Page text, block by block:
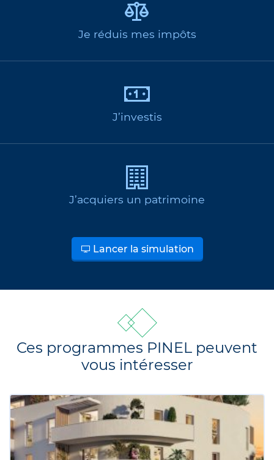
Je réduis mes impôts
J’investis
J’acquiers un patrimoine
Lancer la simulation
Ces programmes PINEL peuvent
vous intéresser